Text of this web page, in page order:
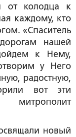
от колодца к
каждому, кто
«Спаситель
нашей
к Нему,
у Него
радостную,
вот эти
новый